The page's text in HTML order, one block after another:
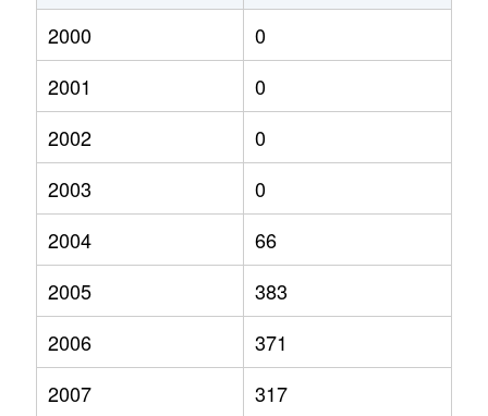
2000
0
2001
0
2002
0
2003
0
2004
66
2005
383
2006
371
2007
317